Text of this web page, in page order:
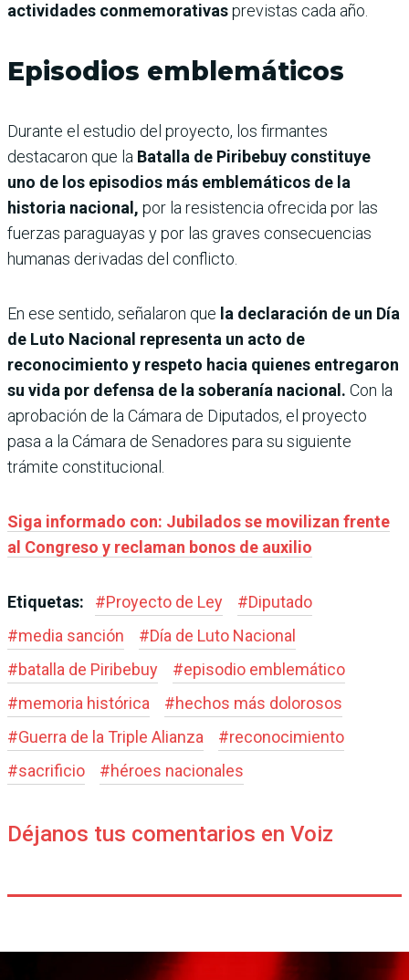
actividades conmemorativasprevistas cada año.
Episodios emblemáticos
Durante el estudio del proyecto, los firmantes
destacaron que la Batalla de Piribebuy constituye
uno de los episodios más emblemáticos de la
historia nacional, por la resistencia ofrecida por las
fuerzas paraguayas y por las graves consecuencias
humanas derivadas del conflicto.
En ese sentido, señalaron que la declaración de un Día
de Luto Nacional representa un acto de
reconocimiento y respeto hacia quienes entregaron
su vida por defensa de la soberanía nacional. Con la
aprobación de la Cámara de Diputados, el proyecto
pasa a la Cámara de Senadores para su siguiente
trámite constitucional.
Siga informado con: Jubilados se movilizan frente
al Congreso y reclaman bonos de auxilio
Etiquetas: #Proyecto de Ley #Diputado
#media sanción #Día de Luto Nacional
#batalla de Piribebuy #episodio emblemático
#memoria histórica #hechos más dolorosos
#Guerra de la Triple Alianza #reconocimiento
#sacrificio #héroes nacionales
Déjanos tus comentarios en Voiz